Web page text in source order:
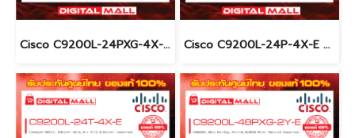
Cisco C9200L-24PXG-4X-E อุปกรณ์ขยายสัญญาณ (Gigabit Switch Hub) Cisco C9200L-24P-4X-E อุปกรณ์ขยายสัญญาณ (Gigabit Switch Hub)